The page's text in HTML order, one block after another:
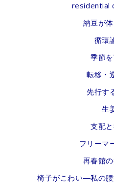
residential
納豆が
循環
季節
転移・
先行す
生
支配
フリーマ
再春館
椅子がこわい―私の